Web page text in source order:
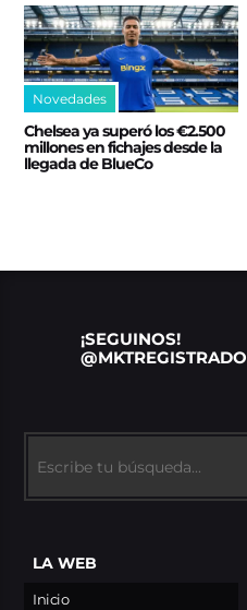
Novedades
Chelsea ya superó los €2.500
millones en fichajes desde la
llegada de BlueCo
¡SEGUINOS!
@MKTREGISTRADO
LA WEB
Inicio